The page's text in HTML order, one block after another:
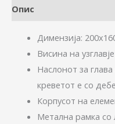
Опис
Димензија:
Висина на
Наслонот за
креветот е со
Корпусот на
Метална рамка со